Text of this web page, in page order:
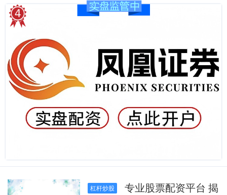
杠杆炒股
专业股票配资平台 揭